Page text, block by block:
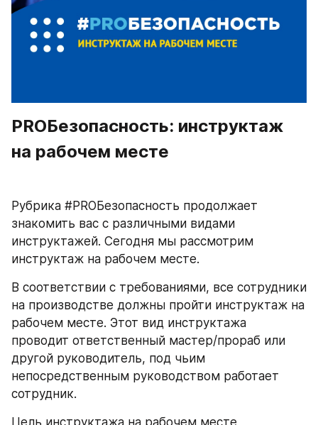
PROБезопасность: инструктаж
на рабочем месте
Рубрика #PROБезопасность продолжает
знакомить вас с различными видами
инструктажей. Сегодня мы рассмотрим
инструктаж на рабочем месте.
В соответствии с требованиями, все сотрудники
на производстве должны пройти инструктаж на
рабочем месте. Этот вид инструктажа
проводит ответственный мастер/прораб или
другой руководитель, под чьим
непосредственным руководством работает
сотрудник.
Цель инструктажа на рабочем месте